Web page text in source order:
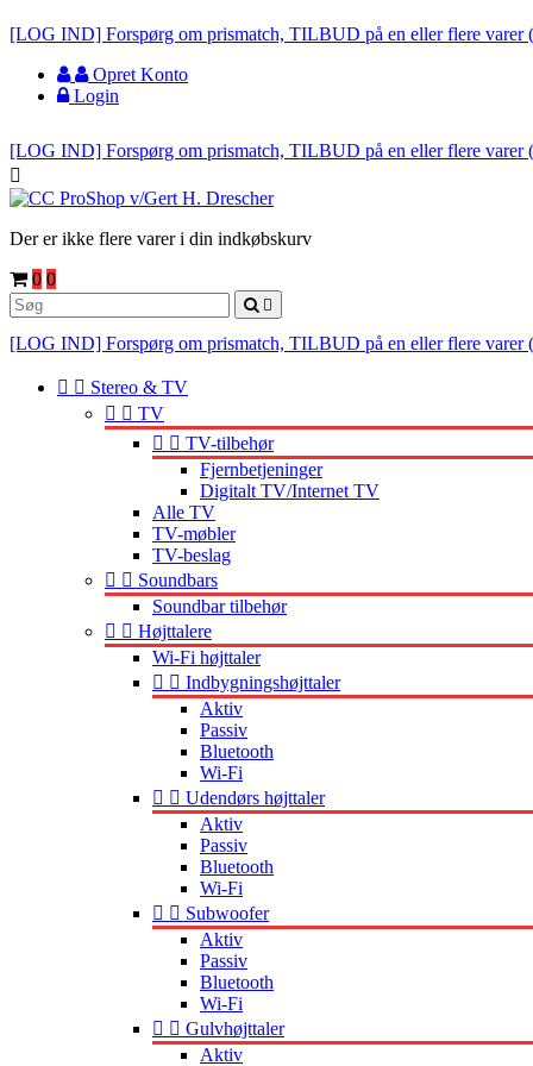
[LOG IND] Forspørg om prismatch, TILBUD på en eller flere varer (
Opret Konto
Login
[LOG IND] Forspørg om prismatch, TILBUD på en eller flere varer (

Der er ikke flere varer i din indkøbskurv
0 0

[LOG IND] Forspørg om prismatch, TILBUD på en eller flere varer (
  Stereo & TV
  TV
  TV-tilbehør
Fjernbetjeninger
Digitalt TV/Internet TV
Alle TV
TV-møbler
TV-beslag
  Soundbars
Soundbar tilbehør
  Højttalere
Wi-Fi højttaler
  Indbygningshøjttaler
Aktiv
Passiv
Bluetooth
Wi-Fi
  Udendørs højttaler
Aktiv
Passiv
Bluetooth
Wi-Fi
  Subwoofer
Aktiv
Passiv
Bluetooth
Wi-Fi
  Gulvhøjttaler
Aktiv